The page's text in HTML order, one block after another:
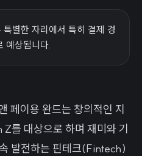
별한 자리에서 특히 결제 경
예상됩니다.
페이용 완드는 창의적인 지
를 대상으로 하며 재미와 기
발전하는 핀테크(Fintech)